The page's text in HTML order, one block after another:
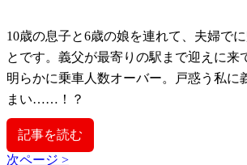
10歳の息子と6歳の娘を連れて、夫婦で
とです。義父が最寄りの駅まで迎えに来
明らかに乗車人数オーバー。戸惑う私に
まい……！？
記事を読む
次ページ >